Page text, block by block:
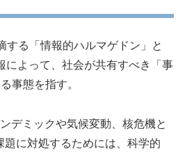
する「情報的ハルマゲドン」と
によって、社会が共有すべき「事
事態を指す。
デミックや気候変動、核危機と
題に対処するためには、科学的